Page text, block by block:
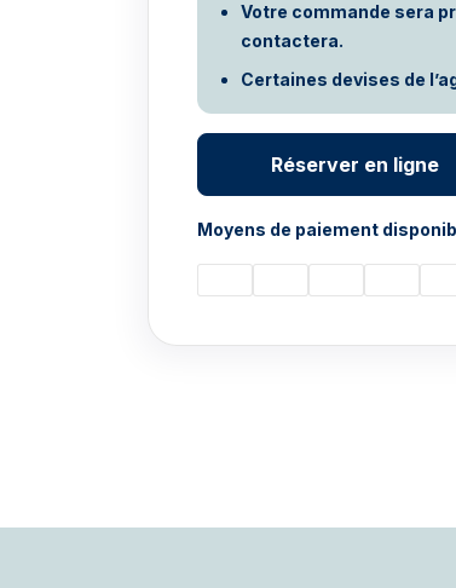
Votre commande sera
contactera.
Certaines devises de
Réserver en ligne
Moyens de paiement